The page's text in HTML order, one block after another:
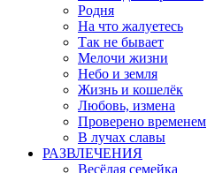
Родня
На что жалуетесь
Так не бывает
Мелочи жизни
Небо и земля
Жизнь и кошелёк
Любовь, измена
Проверено временем
В лучах славы
РАЗВЛЕЧЕНИЯ
Весёлая семейка